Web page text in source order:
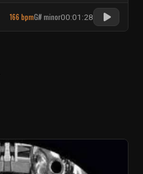
166 bpmG# minor00:01:28